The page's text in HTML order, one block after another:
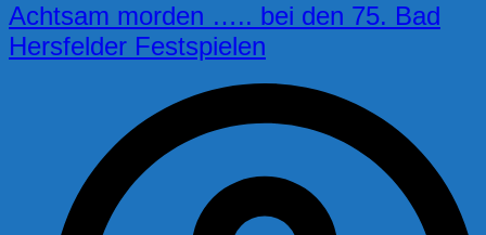
Achtsam morden ….. bei den 75. Bad
Hersfelder Festspielen